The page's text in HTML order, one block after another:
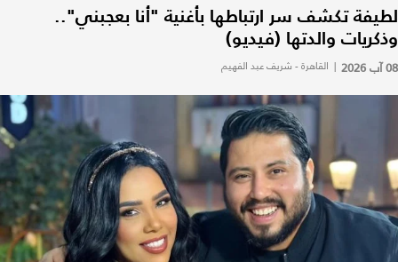
لطيفة تكشف سر ارتباطها بأغنية "أنا بعجبني"..
وذكريات والدتها (فيديو)
08 آب 2026 | القاهرة - شريف عبد الفهيم